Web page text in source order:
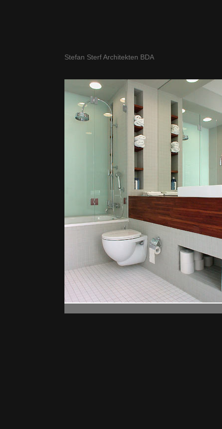
Stefan Sterf Architekten BDA